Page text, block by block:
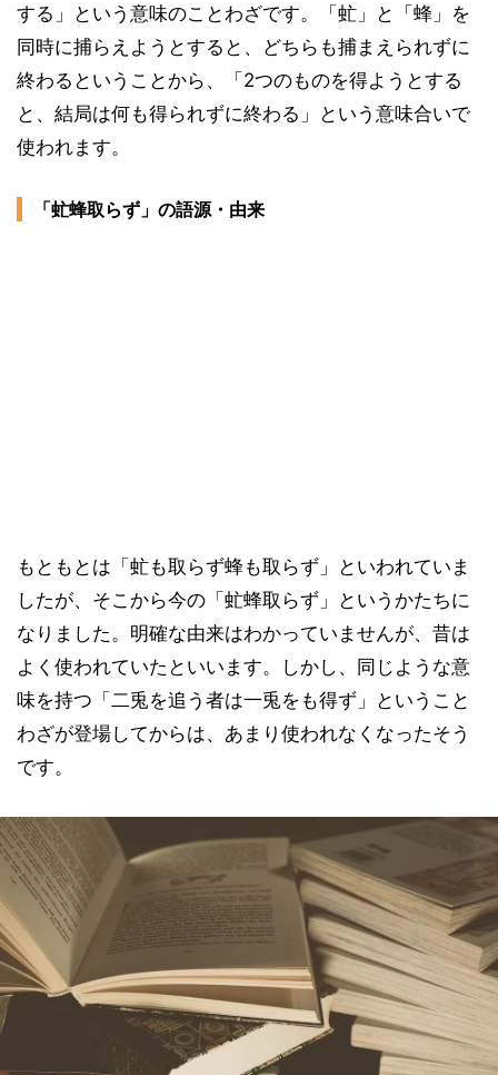
する」という意味のことわざです。「虻」と「蜂」を
同時に捕らえようとすると、どちらも捕まえられずに
終わるということから、「2つのものを得ようとする
と、結局は何も得られずに終わる」という意味合いで
使われます。
「虻蜂取らず」の語源・由来
もともとは「虻も取らず蜂も取らず」といわれていま
したが、そこから今の「虻蜂取らず」というかたちに
なりました。明確な由来はわかっていませんが、昔は
よく使われていたといいます。しかし、同じような意
味を持つ「二兎を追う者は一兎をも得ず」ということ
わざが登場してからは、あまり使われなくなったそう
です。